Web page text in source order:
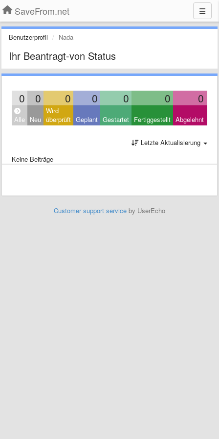
SaveFrom.net
Benutzerprofil Nada
Ihr Beantragt-von Status
0 0 0 0 0 0 0
Alle Neu
Wird
überprüft Geplant Gestartet Fertiggestellt Abgelehnt
Letzte Aktualisierung
Keine Beiträge
Customer support service by UserEcho